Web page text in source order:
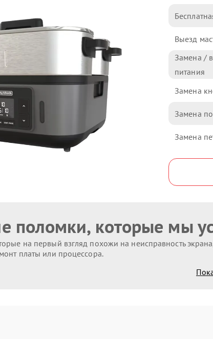
Выезд
Замена /
питания
Замена
Замена
Замена
поломки, которые мы
на первый взгляд похожи на неисправность
платы или процессора.